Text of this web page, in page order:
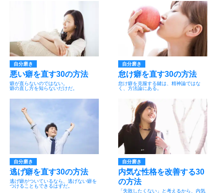
自分磨き
悪い癖を直す30の方法
癖が直らないのではない。
癖の直し方を知らないだけだ。
自分磨き
怠け癖を直す30の方法
怠け癖を克服する鍵は、精神論ではな
く、方法論にある。
自分磨き
逃げ癖を直す30の方法
逃げ癖がついているなら、逃げない癖を
つけることもできるはずだ。
自分磨き
内気な性格を改善する30
の方法
「失敗したくない」と考えるから、内気